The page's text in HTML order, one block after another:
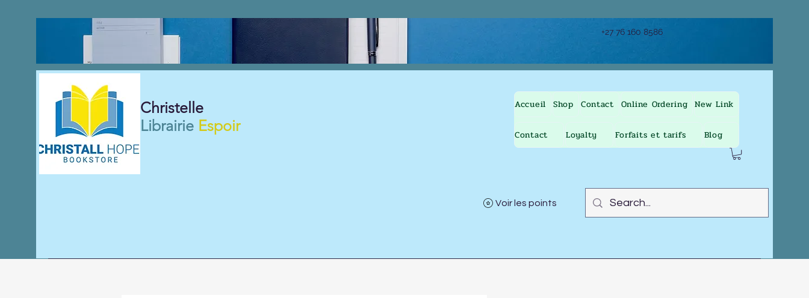
+27 76 160 8586
Christelle
Librairie Espoir
Accueil Shop Contact Online Ordering New Link
Contact Loyalty Forfaits et tarifs Blog
Voir les points